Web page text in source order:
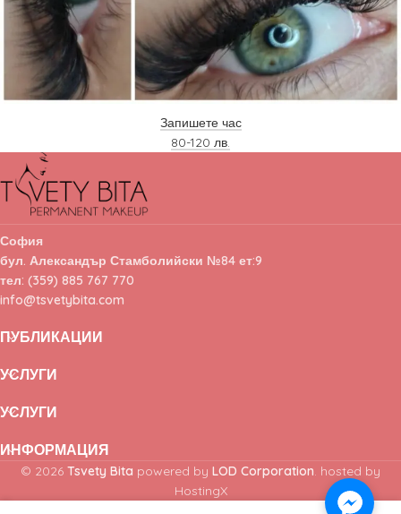
Запишете час
80-120 лв.
София
бул. Александър Стамболийски №84 ет:9
тел: (359) 885 767 770
info@tsvetybita.com
ПУБЛИКАЦИИ
УСЛУГИ
УСЛУГИ
ИНФОРМАЦИЯ
© 2026 Tsvety Bita powered by LOD Corporation. hosted by
HostingX